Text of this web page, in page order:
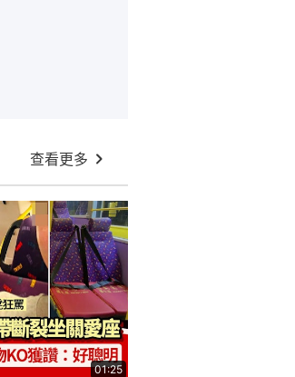
查看更多
01:25